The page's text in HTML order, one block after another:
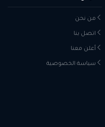
من نحن
اتصل بنا
أعلن معنا
سياسة الخصوصية